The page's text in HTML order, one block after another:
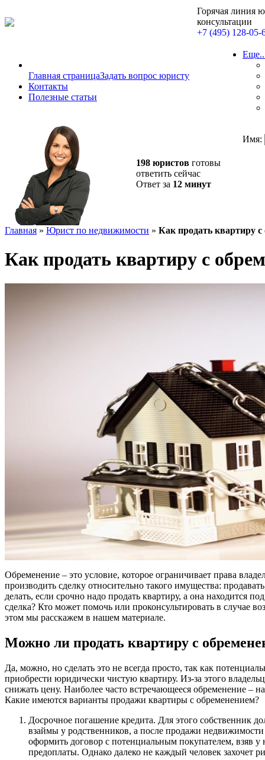
Горячая линия
консультации
+7 (495) 128-05-
Главная страницаЗадать вопрос юристу
Контакты
Полезные статьи
198 юристов готовы
ответить сейчас
Ответ за 12 минут
Имя:
Главная » Юрист по недвижимости » Как продать квартиру с
Как продать квартиру с
Обременение – это условие, которое ограничивает права
производить сделку относительно такого имущества:
делать, если срочно надо продать квартиру, а она находится
сделка? Кто может помочь или проконсультировать в случае
этом мы расскажем в нашем материале.
Можно ли продать квартиру с
Да, можно, но сделать это не всегда просто, так как
приобрести юридически чистую квартиру. Из-за этого
снижать цену. Наиболее часто встречающееся обременение –
Какие имеются варианты продажи квартиры с обременением?
Досрочное погашение кредита. Для этого собственник
взаймы у родственников, а после продажи
оформить договор с потенциальным покупателем, взяв у
предоплаты. Однако далеко не каждый человек захочет